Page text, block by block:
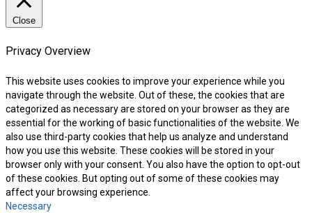
Close
Privacy Overview
This website uses cookies to improve your experience while you
navigate through the website. Out of these, the cookies that are
categorized as necessary are stored on your browser as they are
essential for the working of basic functionalities of the website. We
also use third-party cookies that help us analyze and understand
how you use this website. These cookies will be stored in your
browser only with your consent. You also have the option to opt-out
of these cookies. But opting out of some of these cookies may
affect your browsing experience.
Necessary